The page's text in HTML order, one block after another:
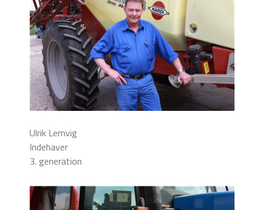
Ulrik Lemvig
Indehaver
3. generation